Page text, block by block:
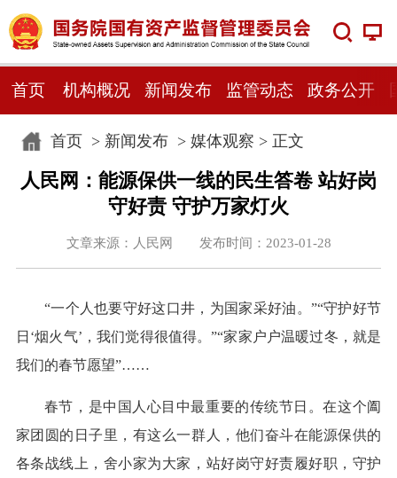
首页 机构概况 新闻发布 监管动态 政务公开
首页> 新闻发布> 媒体观察 > 正文
人民网：能源保供一线的民生答卷 站好岗
守好责 守护万家灯火
文章来源：人民网 发布时间：2023-01-28
“一个人也要守好这口井，为国家采好油。”“守护好节
日‘烟火气’，我们觉得很值得。”“家家户户温暖过冬，就是
我们的春节愿望”……
春节，是中国人心目中最重要的传统节日。在这个阖
家团圆的日子里，有这么一群人，他们奋斗在能源保供的
各条战线上，舍小家为大家，站好岗守好责履好职，守护